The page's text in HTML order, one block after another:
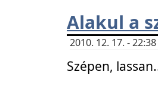
Alakul a
2010. 12. 17. -
Szépen,